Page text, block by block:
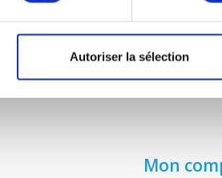
Autoriser la sélection
Mon